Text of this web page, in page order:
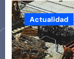
Actualidad